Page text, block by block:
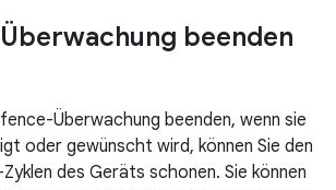
beenden
Überwachung beenden, wenn sie
oder gewünscht wird, können Sie den
Zyklen des Geräts schonen. Sie können